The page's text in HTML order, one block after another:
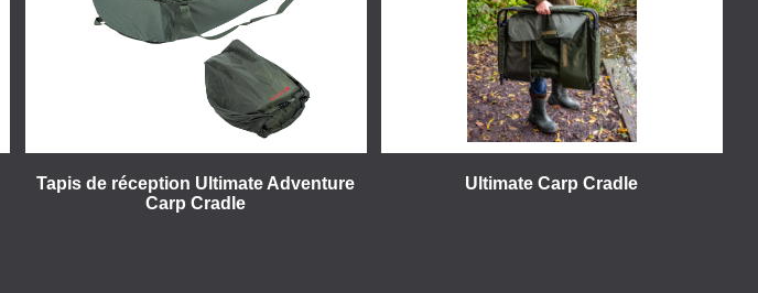
Tapis de réception Ultimate Adventure
Carp Cradle
Ultimate Carp Cradle